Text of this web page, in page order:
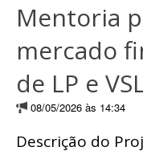
Mentoria
mercado
de LP e
08/05/2026 às 14:34
Descrição do